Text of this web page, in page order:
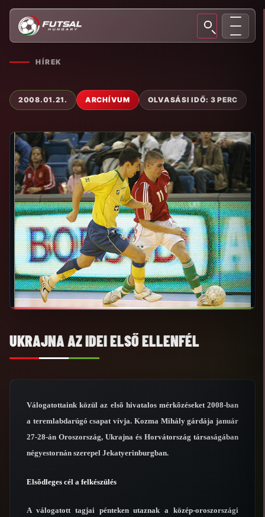
HÍREK
2008.01.21. ARCHÍVUM OLVASÁSI IDŐ: 3 PERC
UKRAJNA AZ IDEI ELSŐ ELLENFÉL
Válogatottaink közül az elsõ hivatalos mérkõzéseket 2008-ban
a teremlabdarúgó csapat vívja. Kozma Mihály gárdája január
27-28-án Oroszország, Ukrajna és Horvátország társaságában
négyestornán szerepel Jekatyerinburgban.
Elsõdleges cél a felkészülés
A válogatott tagjai pénteken utaznak a közép-oroszországi